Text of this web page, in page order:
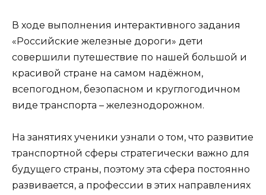
В ходе выполнения интерактивного задания
«Российские железные дороги» дети
совершили путешествие по нашей большой и
красивой стране на самом надёжном,
всепогодном, безопасном и круглогодичном
виде транспорта – железнодорожном.
На занятиях ученики узнали о том, что развитие
транспортной сферы стратегически важно для
будущего страны, поэтому эта сфера постоянно
развивается, а профессии в этих направлениях